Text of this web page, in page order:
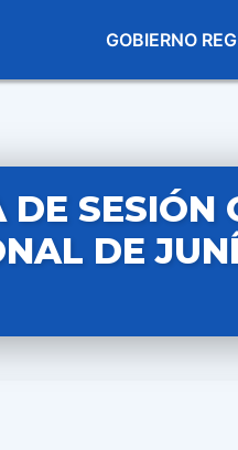
GOBIERNO
DE SESIÓN
DE